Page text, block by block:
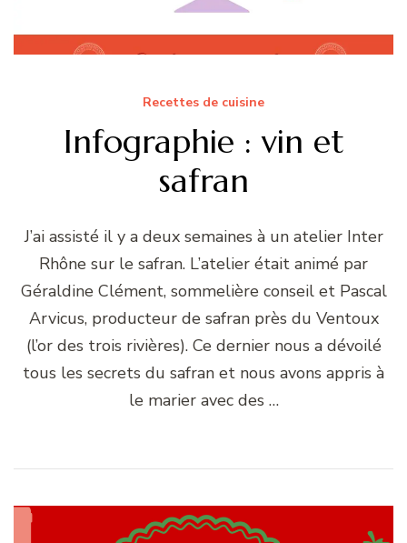
Recettes de cuisine
Infographie : vin et
safran
J’ai assisté il y a deux semaines à un atelier Inter
Rhône sur le safran. L’atelier était animé par
Géraldine Clément, sommelière conseil et Pascal
Arvicus, producteur de safran près du Ventoux
(l’or des trois rivières). Ce dernier nous a dévoilé
tous les secrets du safran et nous avons appris à
le marier avec des …